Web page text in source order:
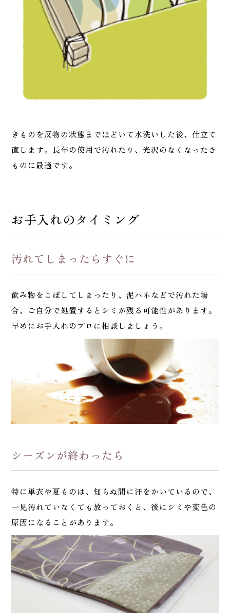
きものを反物の状態までほどいて水洗いした後、仕立て
直します。長年の使用で汚れたり、光沢のなくなったき
ものに最適です。
お手入れのタイミング
汚れてしまったらすぐに
飲み物をこぼしてしまったり、泥ハネなどで汚れた場
合、ご自分で処置するとシミが残る可能性があります。
早めにお手入れのプロに相談しましょう。
シーズンが終わったら
特に単衣や夏ものは、知らぬ間に汗をかいているので、
一見汚れていなくても放っておくと、後にシミや変色の
原因になることがあります。